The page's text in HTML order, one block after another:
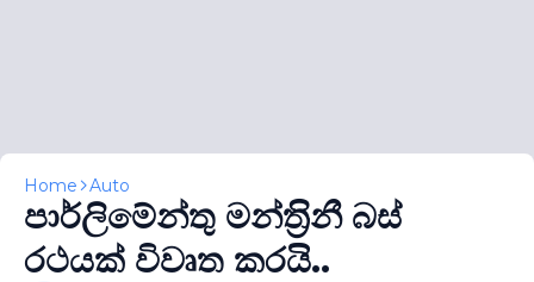
Home Auto
පාර්ලිමේන්තු මන්ත‍්‍රිනී බස්
රථයක් විවෘත කරයි..